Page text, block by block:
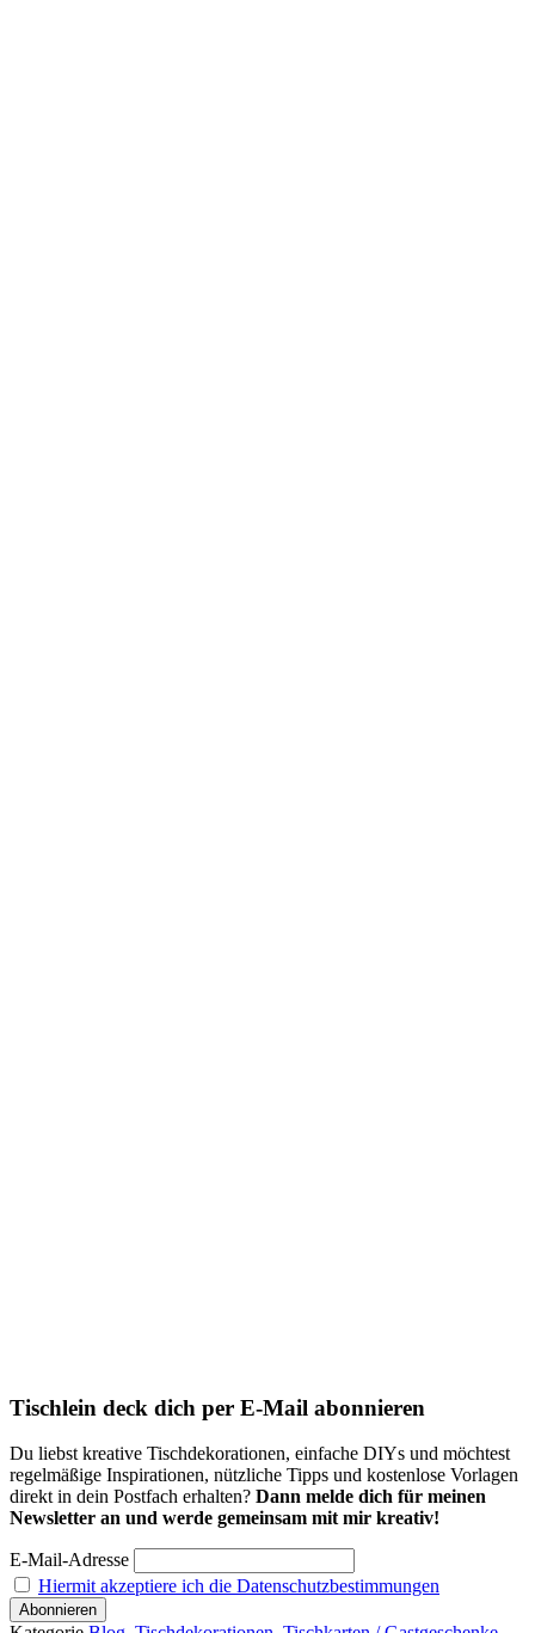
Tischlein deck dich per E-Mail abonnieren
Du liebst kreative Tischdekorationen, einfache DIYs und möchtest
regelmäßige Inspirationen, nützliche Tipps und kostenlose Vorlagen
direkt in dein Postfach erhalten? Dann melde dich für meinen
Newsletter an und werde gemeinsam mit mir kreativ!
E-Mail-Adresse
Hiermit akzeptiere ich die Datenschutzbestimmungen